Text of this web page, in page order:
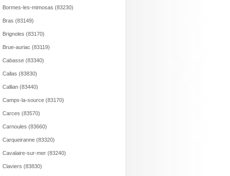
Bormes-les-mimosas (83230)
Bras (83149)
Brignoles (83170)
Brue-auriac (83119)
Cabasse (83340)
Callas (83830)
Callian (83440)
Camps-la-source (83170)
Carces (83570)
Carnoules (83660)
Carqueiranne (83320)
Cavalaire-sur-mer (83240)
Claviers (83830)